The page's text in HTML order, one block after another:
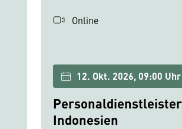
Online
12. Okt. 2026, 09:00 Uhr
Indonesien